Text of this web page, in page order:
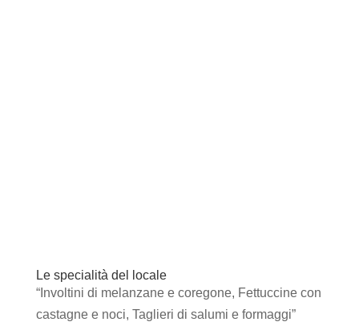
Le specialità del locale
“Involtini di melanzane e coregone, Fettuccine con
castagne e noci, Taglieri di salumi e formaggi”